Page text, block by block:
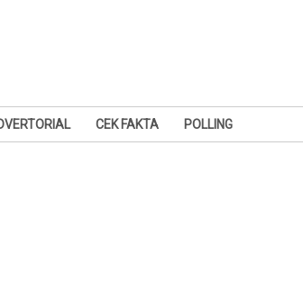
CEK FAKTA POLLING